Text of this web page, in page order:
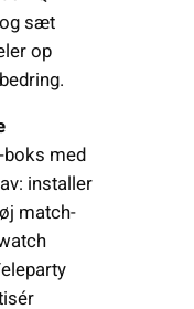
sæt
op
boks med
installer
match-